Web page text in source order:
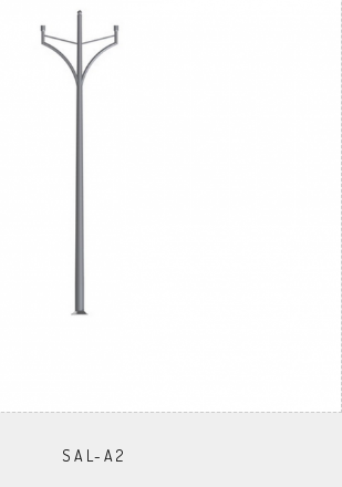
SAL-A2